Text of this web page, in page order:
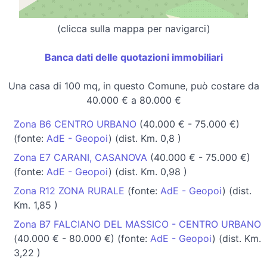
(clicca sulla mappa per navigarci)
Banca dati delle quotazioni immobiliari
Una casa di 100 mq, in questo Comune, può costare da
40.000 € a 80.000 €
Zona B6 CENTRO URBANO (40.000 € - 75.000 €)
(fonte: AdE - Geopoi) (dist. Km. 0,8 )
Zona E7 CARANI, CASANOVA (40.000 € - 75.000 €)
(fonte: AdE - Geopoi) (dist. Km. 0,98 )
Zona R12 ZONA RURALE (fonte: AdE - Geopoi) (dist.
Km. 1,85 )
Zona B7 FALCIANO DEL MASSICO - CENTRO URBANO
(40.000 € - 80.000 €) (fonte: AdE - Geopoi) (dist. Km.
3,22 )